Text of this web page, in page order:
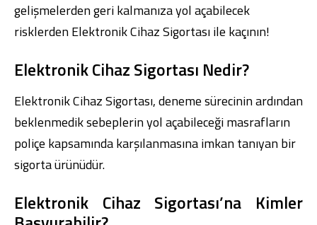
Dijital Bankacılık Hakkımızda
Dijital Bankacılık Hakkımızda
Englishالعربية
Yatırım
gelişmelerden geri kalmanıza yol açabilecek
risklerden Elektronik Cihaz Sigortası ile kaçının!
Elektronik Cihaz Sigortası Nedir?
Elektronik Cihaz Sigortası, deneme sürecinin ardından
beklenmedik sebeplerin yol açabileceği masrafların
poliçe kapsamında karşılanmasına imkan tanıyan bir
sigorta ürünüdür.
Elektronik Cihaz Sigortası’na Kimler